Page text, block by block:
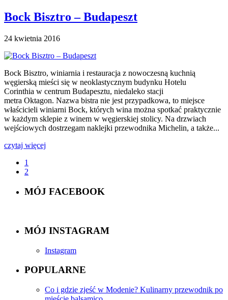
Bock Bisztro – Budapeszt
24 kwietnia 2016
Bock Bisztro, winiarnia i restauracja z nowoczesną kuchnią
węgierską mieści się w neoklastycznym budynku Hotelu
Corinthia w centrum Budapesztu, niedaleko stacji
metra Oktagon. Nazwa bistra nie jest przypadkowa, to miejsce
właścicieli winiarni Bock, których wina można spotkać praktycznie
w każdym sklepie z winem w węgierskiej stolicy. Na drzwiach
wejściowych dostrzegam naklejki przewodnika Michelin, a także...
czytaj więcej
1
2
MÓJ FACEBOOK
MÓJ INSTAGRAM
Instagram
POPULARNE
Co i gdzie zjeść w Modenie? Kulinarny przewodnik po